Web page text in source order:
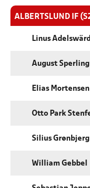
ALBERTSLUND IF
Linus Adelswärd
August Sperling
Elias Mortensen
Otto Park
Silius
William Gebbel